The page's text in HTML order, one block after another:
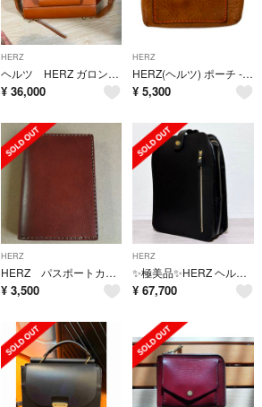
HERZ
ヘルツ HERZ ガロンリュック
¥ 36,000
HERZ
HERZ(ヘルツ) ポーチ - ブラウン レザー
¥ 5,300
HERZ
HERZ パスポートカバー パスポートケース 手帳カバー
¥ 3,500
HERZ
✨極美品✨HERZ ヘルツ ラップ リュック ブラック ソフトレザー ビジネス
¥ 67,700